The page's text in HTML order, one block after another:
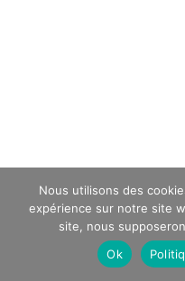
Nous utilisons des
expérience sur notre site
site, nous
Ok